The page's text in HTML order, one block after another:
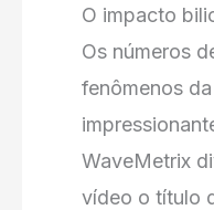
O impacto
Os números
fenômenos
WaveMetrix
vídeo o título